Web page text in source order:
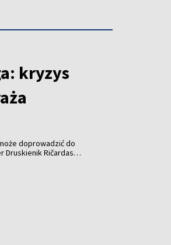
kryzys
doprowadzić do
Druskienik Ričardas